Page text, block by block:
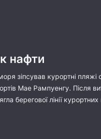
нафти
зіпсував курортні
Мае Рампуенгу. Після
берегової лінії